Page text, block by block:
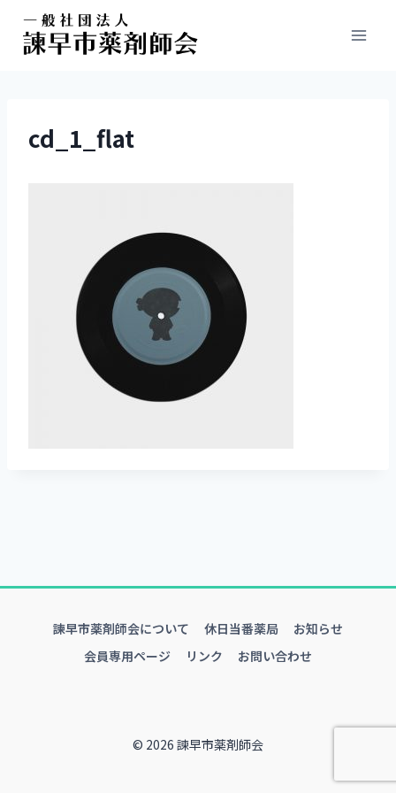
cd_1_flat
諫早市薬剤師会について 休日当番薬局
お知らせ
会員専用ページ
リンク お問い合わせ
© 2026 諫早市薬剤師会